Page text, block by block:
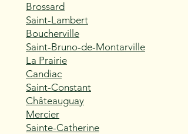
Brossard
Saint-Lambert
Boucherville
Saint-Bruno-de-Montarville
La Prairie
Candiac
Saint-Constant
Châteauguay
Mercier
Sainte-Catherine